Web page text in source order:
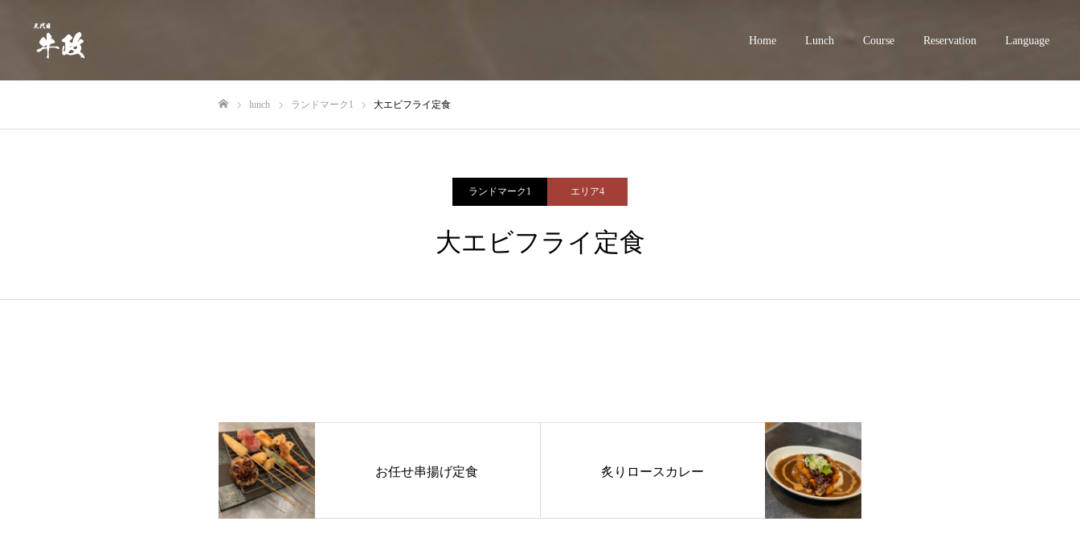
Home Lunch Course Reservation Language
lunch ランドマーク1 大エビフライ定食
ランドマーク1 エリア4
大エビフライ定食
お任せ串揚げ定食 炙りロースカレー